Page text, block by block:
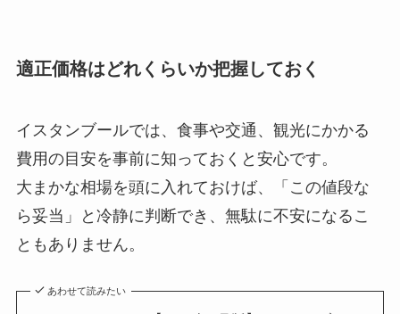
適正価格はどれくらいか把握しておく
イスタンブールでは、食事や交通、観光にかかる
費用の目安を事前に知っておくと安心です。
大まかな相場を頭に入れておけば、「この値段な
ら妥当」と冷静に判断でき、無駄に不安になるこ
ともありません。
あわせて読みたい